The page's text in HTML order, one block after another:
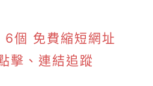
6個 免費縮短網址
擊、連結追蹤